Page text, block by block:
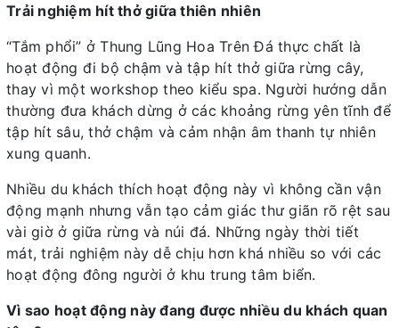
Trải nghiệm hít thở giữa thiên nhiên
“Tắm phổi” ở Thung Lũng Hoa Trên Đá thực chất là
hoạt động đi bộ chậm và tập hít thở giữa rừng cây,
thay vì một workshop theo kiểu spa. Người hướng dẫn
thường đưa khách dừng ở các khoảng rừng yên tĩnh để
tập hít sâu, thở chậm và cảm nhận âm thanh tự nhiên
xung quanh.
Nhiều du khách thích hoạt động này vì không cần vận
động mạnh nhưng vẫn tạo cảm giác thư giãn rõ rệt sau
vài giờ ở giữa rừng và núi đá. Những ngày thời tiết
mát, trải nghiệm này dễ chịu hơn khá nhiều so với các
hoạt động đông người ở khu trung tâm biển.
Vì sao hoạt động này đang được nhiều du khách quan